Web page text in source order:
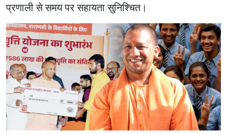
प्रणाली से समय पर सहायता सुनिश्चित।